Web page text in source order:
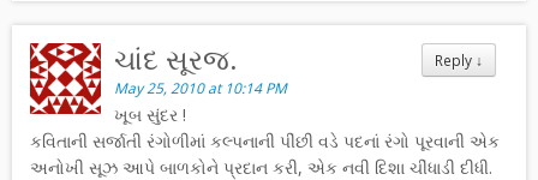
Reply ↓
ચાંદ સૂરજ.
May 25, 2010 at 10:14 PM
ખૂબ સુંદર !
કવિતાની સર્જાતી રંગોળીમાં કલ્પનાની પીંછી વડે પદનાં રંગો પૂરવાની એક
અનોખી સૂઝ આપે બાળકોને પ્રદાન કરી, એક નવી દિશા ચીંધાડી દીધી.